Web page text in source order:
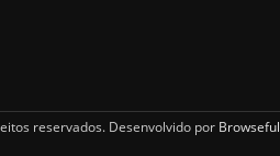
reservados. Desenvolvido por Browseful